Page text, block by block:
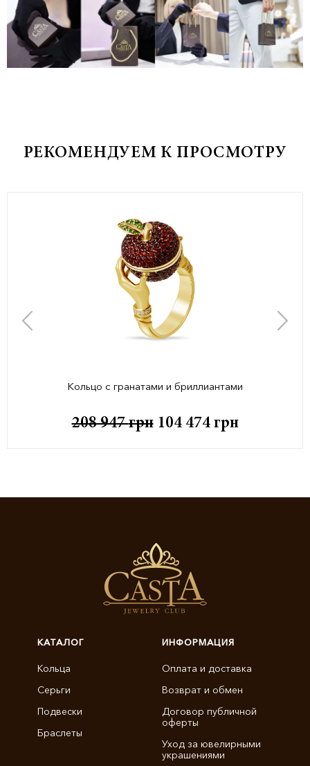
РЕКОМЕНДУЕМ К ПРОСМОТРУ
Кольцо с гранатами и бриллиантами
208 947грн 104 474 грн
КАТАЛОГ
Кольца
Серьги
Подвески
Браслеты
ИНФОРМАЦИЯ
Оплата и доставка
Возврат и обмен
Договор публичной
оферты
Уход за ювелирными
украшениями